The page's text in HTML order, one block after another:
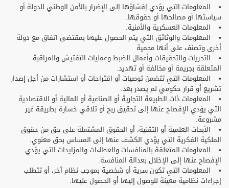
• المعلومات التي يؤدي إفشاؤها إلى الإضرار بالأمن الوطني للدولة أو
سياستها أو مصالحها أو حقوقها.
• المعلومات العسكرية والأمنية.
• المعلومات والوثائق التي يتم الحصول عليها بمقتضى اتفاق مع دولة
أخرى وتصنف على أنها محمية
• التحريات والتحقيقات وأعمال الضبط وعمليات التفتيش والمراقبة
المتعلقة بجريمة أو مخالفة أو تهديد.
• المعلومات التي تتضمن توصيات أو اقتراحات أو استشارات من أجل إصدار
تشريع أو قرار حكومي لم يصدر بعد.
• المعلومات ذات الطبيعة التجارية أو الصناعية أو المالية أو الاقتصادية
التي يؤدي الإفصاح عنها إلى تحقيق ربح أو تلاقي خسارة بطريقة غير
مشروعة.
• الأبحاث العلمية أو التقنية، أو الحقوق المشتملة على حق من حقوق
الملكية الفكرية التي يؤدي الكشف عنها إلى المساس بحق معنوي.
• المعلومات المتعلقة بالمنافسات والعطاءات والمزايدات التي يؤدي
الإفصاح عنها إلى الإخلال بعدالة المنافسة.
• المعلومات التي تكون سرية أو شخصية بموجب نظام آخر، أو تتطلب
إجراءات نظامية معينة للوصول إليها أو الحصول عليها.